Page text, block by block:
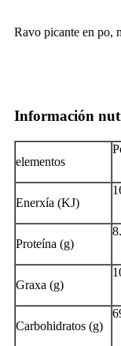
Ravo picante en po,
Información
elementos
Enerxía (KJ)
Proteína (g)
Graxa (g)
Carbohidratos (g)